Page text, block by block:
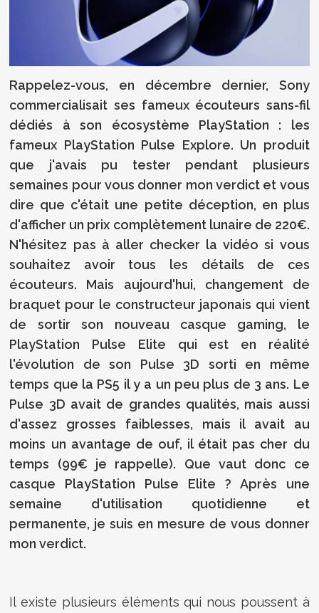
Rappelez-vous, en décembre dernier, Sony
commercialisait ses fameux écouteurs sans-fil
dédiés à son écosystème PlayStation : les
fameux PlayStation Pulse Explore. Un produit
que j'avais pu tester pendant plusieurs
semaines pour vous donner mon verdict et vous
dire que c'était une petite déception, en plus
d'afficher un prix complètement lunaire de 220€.
N'hésitez pas à aller checker la vidéo si vous
souhaitez avoir tous les détails de ces
écouteurs. Mais aujourd'hui, changement de
braquet pour le constructeur japonais qui vient
de sortir son nouveau casque gaming, le
PlayStation Pulse Elite qui est en réalité
l'évolution de son Pulse 3D sorti en même
temps que la PS5 il y a un peu plus de 3 ans. Le
Pulse 3D avait de grandes qualités, mais aussi
d'assez grosses faiblesses, mais il avait au
moins un avantage de ouf, il était pas cher du
temps (99€ je rappelle). Que vaut donc ce
casque PlayStation Pulse Elite ? Après une
semaine d'utilisation quotidienne et
permanente, je suis en mesure de vous donner
mon verdict.
Il existe plusieurs éléments qui nous poussent à